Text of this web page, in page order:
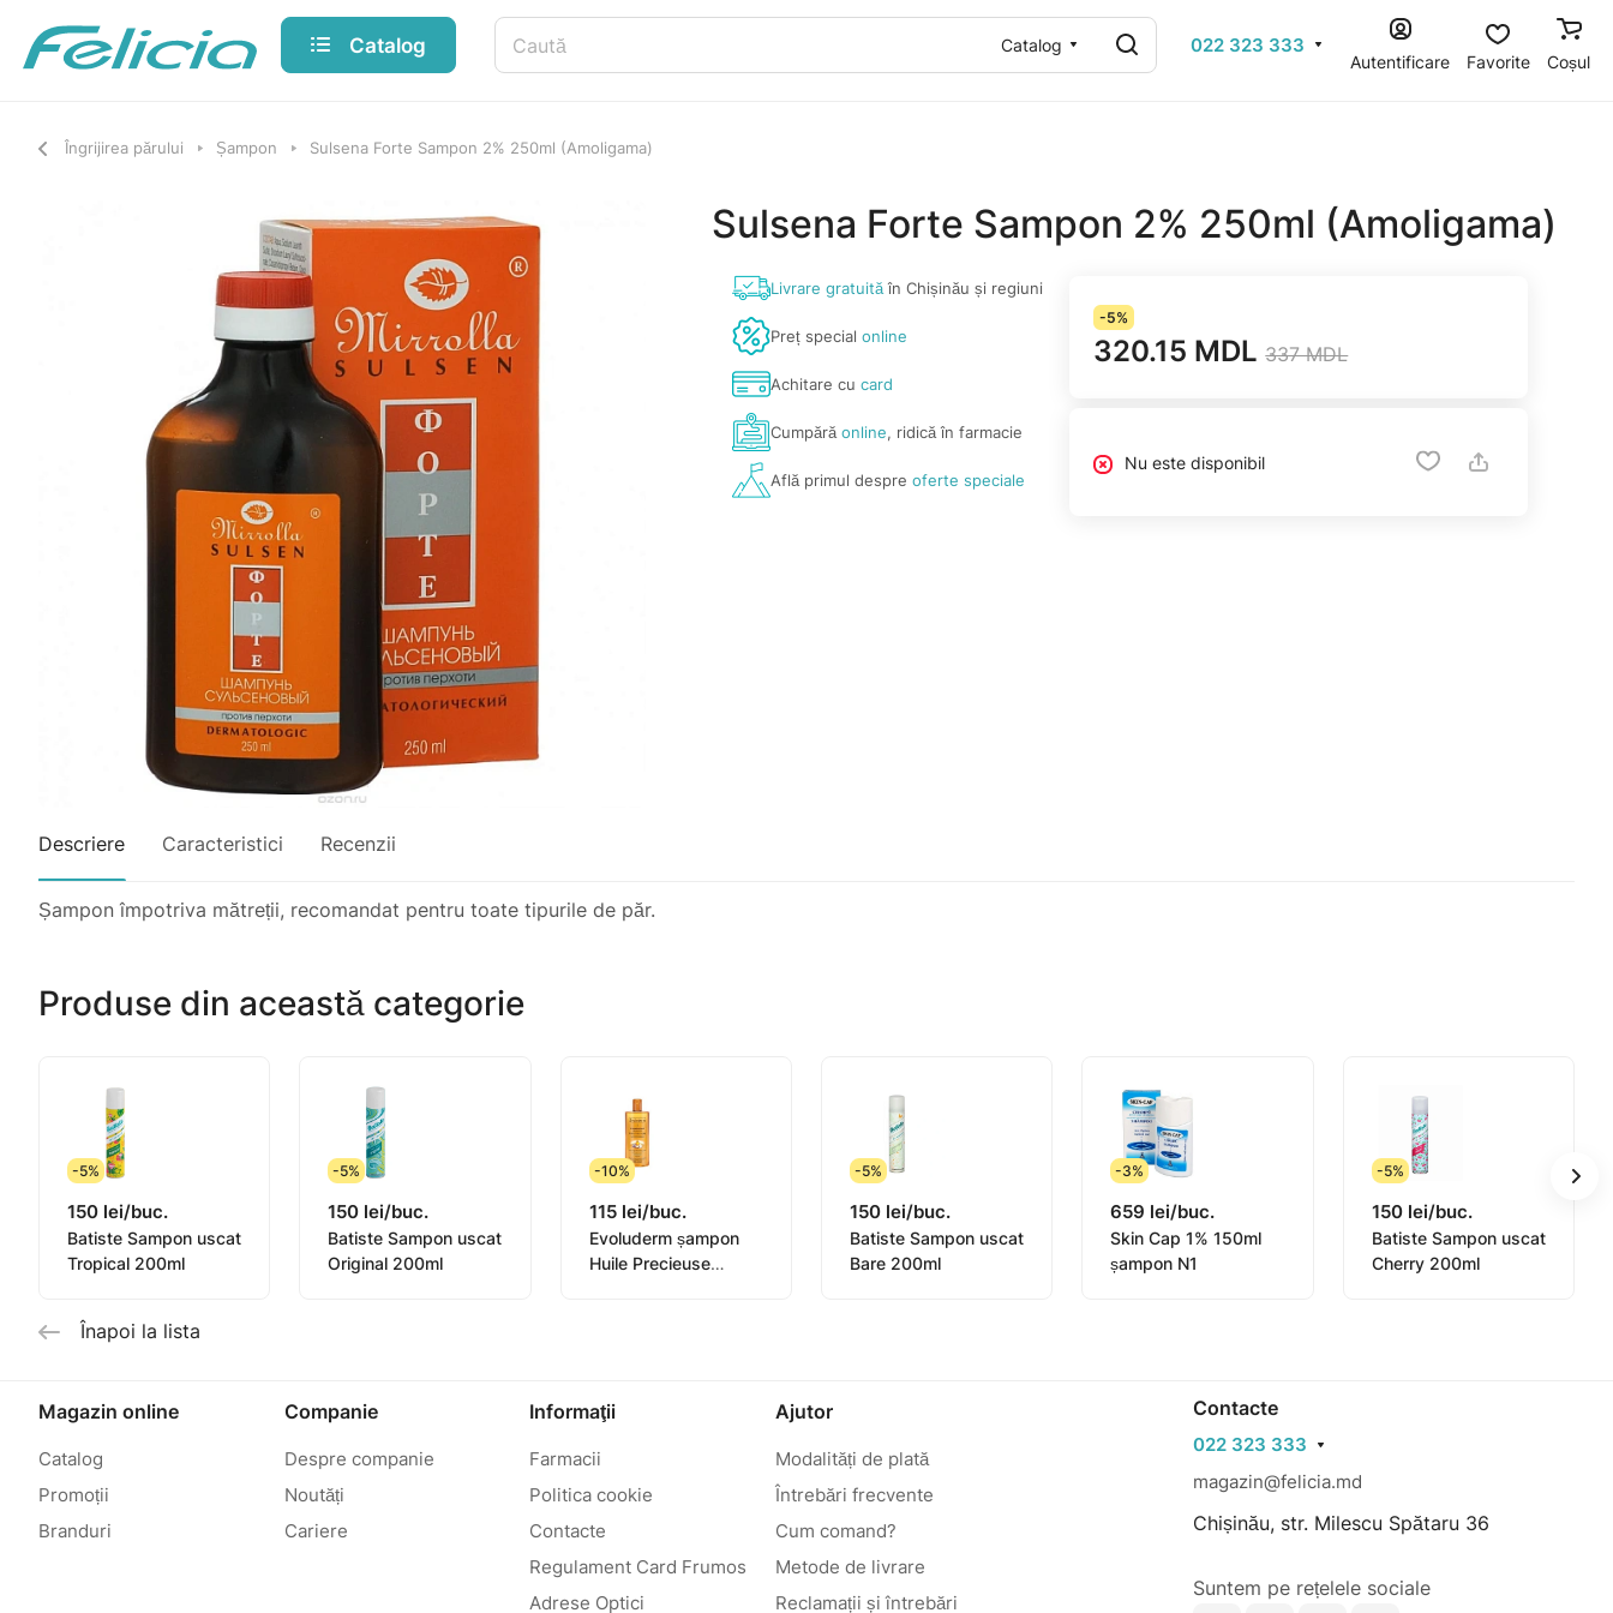
Catalog Catalog 022 323 333
Autentificare Favorite Coșul
Îngrijirea părului Șampon Sulsena Forte Sampon 2% 250ml (Amoligama)
Sulsena Forte Sampon 2% 250ml (Amoligama)
Livrare gratuităîn Chișinău și regiuni
Preț specialonline
Achitare cucard
Cumpărăonline, ridică în farmacie
Află primul despreoferte speciale
-5%
320.15 MDL 337 MDL
Nu este disponibil
Descriere Caracteristici Recenzii
Șampon împotriva mătreții, recomandat pentru toate tipurile de păr.
Produse din această categorie
-5%
150 lei/buc.
Batiste Sampon uscat
Tropical 200ml
-5%
150 lei/buc.
Batiste Sampon uscat
Original 200ml
-10%
115 lei/buc.
Evoluderm șampon
Huile Precieuse
-5%
150 lei/buc.
Batiste Sampon uscat
Bare 200ml
-3%
659 lei/buc.
Skin Cap 1% 150ml
șampon N1
-5%
150 lei/buc.
Batiste Sampon uscat
Cherry 200ml
Înapoi la lista
Magazin online
Catalog
Promoții
Branduri
Companie
Despre companie
Noutăți
Cariere
Informaţii
Farmacii
Politica cookie
Contacte
Regulament Card Frumos
Adrese Optici
Ajutor
Modalități de plată
Întrebări frecvente
Cum comand?
Metode de livrare
Reclamații și întrebări
Contacte
022 323 333
magazin@felicia.md
Chișinău, str. Milescu Spătaru 36
Suntem pe rețelele sociale